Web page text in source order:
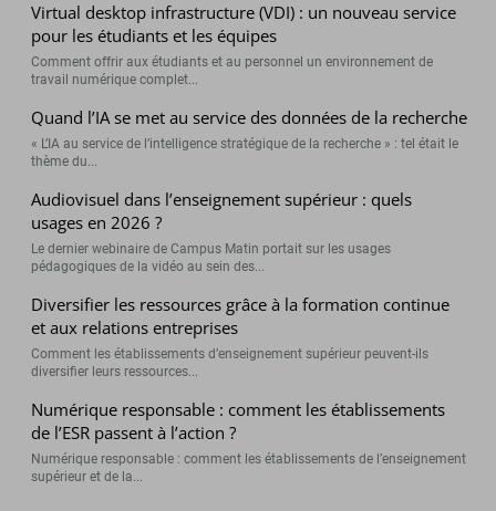
Virtual desktop infrastructure (VDI) : un nouveau service
pour les étudiants et les équipes
Comment offrir aux étudiants et au personnel un environnement de
travail numérique complet...
Quand l’IA se met au service des données de la recherche
« L’IA au service de l’intelligence stratégique de la recherche » : tel était le
thème du...
Audiovisuel dans l’enseignement supérieur : quels
usages en 2026 ?
Le dernier webinaire de Campus Matin portait sur les usages
pédagogiques de la vidéo au sein des...
Diversifier les ressources grâce à la formation continue
et aux relations entreprises
Comment les établissements d’enseignement supérieur peuvent-ils
diversifier leurs ressources...
Numérique responsable : comment les établissements
de l’ESR passent à l’action ?
Numérique responsable : comment les établissements de l’enseignement
supérieur et de la...